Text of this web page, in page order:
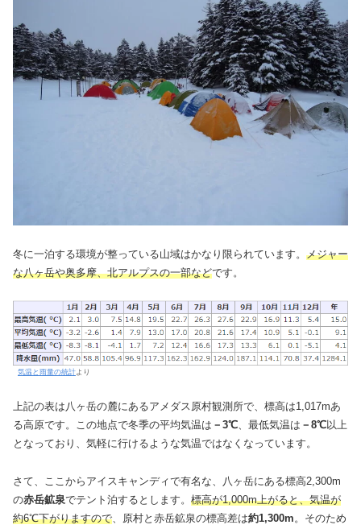
冬に一泊する環境が整っている山域はかなり限られています。 メジャー
な八ヶ岳や奥多摩、北アルプスの一部などです。
気温と雨量の統計より
上記の表は八ヶ岳の麓にあるアメダス原村観測所で、標高は1,017mあ
る高原です。この地点で冬季の平均気温は －3℃、最低気温は －8℃以上
となっており、気軽に行けるような気温ではなくなっています。
さて、ここからアイスキャンディで有名な、八ヶ岳にある標高2,300m
の赤岳鉱泉でテント泊するとします。 標高が1,000m上がると、気温が
約6℃下がりますので 、原村と赤岳鉱泉の標高差は約1,300m 。そのため